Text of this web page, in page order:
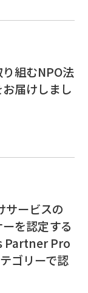
組むNPO法
届けしまし
サービスの
を認定する
Partner Pro
ゴリーで認